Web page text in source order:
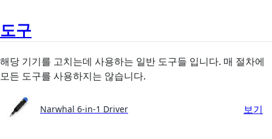
도구
해당 기기를 고치는데 사용하는 일반 도구들 입니다. 매 절차에
모든 도구를 사용하지는 않습니다.
Narwhal 6-in-1 Driver 보기